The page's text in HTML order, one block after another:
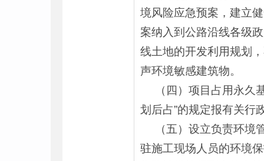
境风险应急预案，建立
案纳入到公路沿线各级
线土地的开发利用规划
声环境敏感建筑物。
（四）项目占用永久
划后占”的规定报有关行
（五）设立负责环境
驻施工现场人员的环境